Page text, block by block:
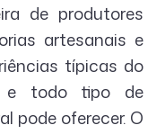
de produtores
artesanais e
típicas do
e todo tipo de
pode oferecer. O